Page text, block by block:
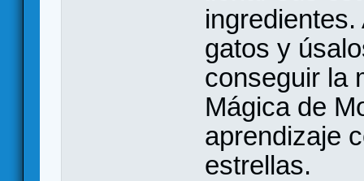
gatos y
conseguir la
Mágica de
aprendizaje
estrellas.